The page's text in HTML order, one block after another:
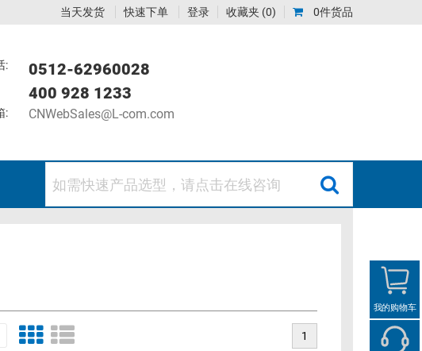
0件货品
收藏夹 (0)
当天发货 快速下单 登录
:
0512-62960028
400 928 1233
: CNWebSales@L-com.com
1
我的购物车